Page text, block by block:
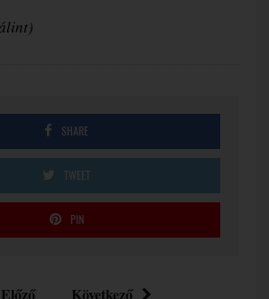
)
SHARE
TWEET
PIN
Előző Következő